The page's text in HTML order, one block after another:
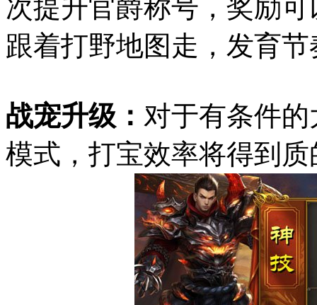
次提升官爵称号，奖励
跟着打野地图走，发育
战宠升级： 对于有条件
模式，打宝效率将得到